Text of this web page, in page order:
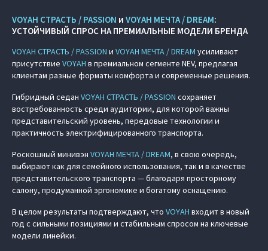
VOYAH СТРАСТЬ / PASSION и VOYAH МЕЧТА / DREAM:
УСТОЙЧИВЫЙ СПРОС НА ПРЕМИАЛЬНЫЕ МОДЕЛИ БРЕНДА
VOYAH СТРАСТЬ / PASSION и VOYAH МЕЧТА / DREAM усиливают
присутствие VOYAH в премиальном сегменте NEV, предлагая
клиентам разные форматы комфорта и современные решения.
Гибридный седан VOYAH СТРАСТЬ / PASSION сохраняет
востребованность среди аудитории, для которой важны
представительский уровень, передовые технологии и
практичность электрифицированного транспорта.
Роскошный минивэн VOYAH МЕЧТА / DREAM, в свою очередь,
выбирают как для семейного использования, так и в качестве
представительского транспорта — благодаря просторному
салону, продуманной эргономике и богатому оснащению.
В целом результаты подтверждают, что VOYAH входит в новый
год с сильными позициями и стабильным спросом на ключевые
модели линейки.